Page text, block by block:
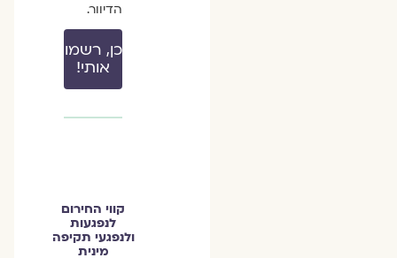
הדיוור.
כן, רשמו
אותי!
קווי החירום
לנפגעות
ולנפגעי תקיפה
מינית